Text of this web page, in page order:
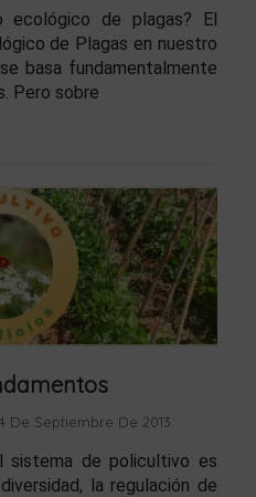
ecológico de plagas? El
de Plagas en nuestro
basa fundamentalmente
Pero sobre
De Septiembre De 2013
sistema de policultivo es
la regulación de